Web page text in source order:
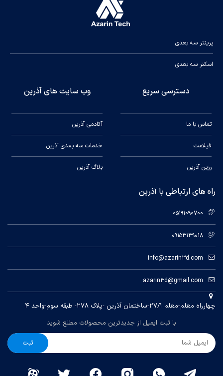
اگر به دنبال یک پرینتر سه‌بعدی با دقت بالا، حجم
ساخت بزرگ و کاربری آسان هستید،
ISLA1900D
حرفه‌ای شما خواهد بود. این چاپگر با ویژگی‌های
منحصر به فرد خود، می‌تواند به بهبود فرآیندهای
محصولات را بهبود بخشد.
با تشکر از توجه شما
پرینتر سه بعدی
اسکنر سه بعدی
دسترسی سریع
تماس با ما
فیلامت
رزین آذرین
وب سایت های آذرین
آکادمی آذرین
خدمات سه بعدی آذرین
بلاگ آذرین
راه های ارتباطی با آذرین
05191090700
09153139018
info@azarin3d.com
azarin3d@gmail.com
چهارراه معلم-معلم ۲۷/۱-ساختمان آذرین -پلاک ۲۷۸- طبقه سوم-واحد ۴
با ثبت ایمیل از جدیدترین محصولات مطلع شوید
ثبت